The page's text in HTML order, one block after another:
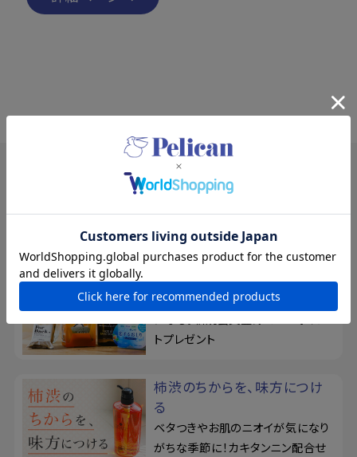
SPECIAL
特集
夏の新規入会キャンペーン
8/17まで！夏の素肌を、もっと好き
トプレゼント
柿渋のちからを、味方につけ
る
ベタつきやお肌のニオイが気になり
がちな季節に！カキタンニン配合せ